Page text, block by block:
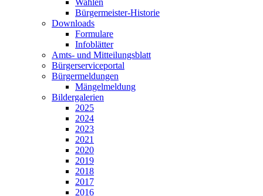
Wahlen
Bürgermeister-Historie
Downloads
Formulare
Infoblätter
Amts- und Mitteilungsblatt
Bürgerserviceportal
Bürgermeldungen
Mängelmeldung
Bildergalerien
2025
2024
2023
2021
2020
2019
2018
2017
2016